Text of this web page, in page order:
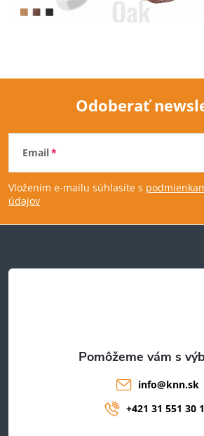
Z
á
p
t
Odoberať
Email
Vložením e-mailu súhlasíte s
údajov
info@knn.sk
+421 31 551 30